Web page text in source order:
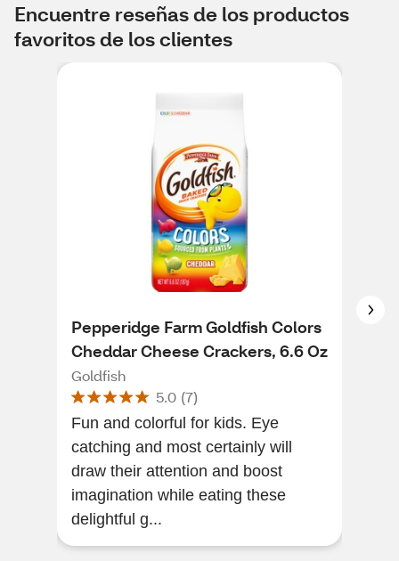
Encuentre reseñas de los productos
favoritos de los clientes
Pepperidge Farm Goldfish Colors
Cheddar Cheese Crackers, 6.6 Oz
Goldfish
5.0 (7)
Fun and colorful for kids. Eye
catching and most certainly will
draw their attention and boost
imagination while eating these
delightful g...